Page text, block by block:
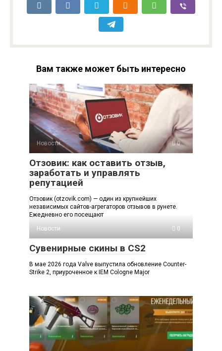
Вам также может быть интересно
Новости 0
Отзовик: как оставить отзыв,
заработать и управлять
репутацией
Отзовик (otzovik.com) — один из крупнейших
независимых сайтов-агрегаторов отзывов в рунете.
Ежедневно его посещают
Новости
0
Сувенирные скины в CS2
В мае 2026 года Valve выпустила обновление Counter-
Strike 2, приуроченное к IEM Cologne Major